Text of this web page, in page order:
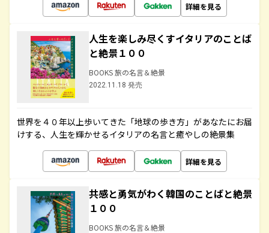
詳細を見る
人生を楽しみ尽くすイタリアのことば
と絶景１００
BOOKS 旅の名言＆絶景
2022.11.18 発売
世界を４０年以上歩いてきた「地球の歩き方」があなたにお届
けする、人生を輝かせるイタリアの名言と癒やしの絶景集
詳細を見る
共感と勇気がわく韓国のことばと絶景
１００
BOOKS 旅の名言＆絶景